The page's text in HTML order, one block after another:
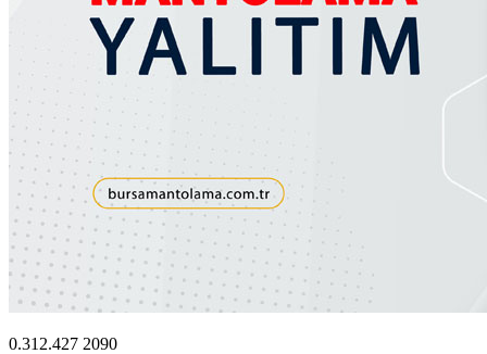
0.312.427 2090